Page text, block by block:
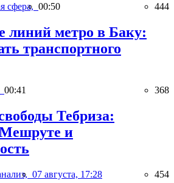
сфера, 00:50 444
линий метро в Баку:
транспортного
00:41 368
Тебриза:
и
07 августа, 17:28 454